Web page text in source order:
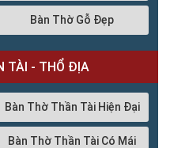
Bàn Thờ Gỗ Đẹp
TÀI - THỔ ĐỊA
Bàn Thờ Thần Tài Hiện Đại
Bàn Thờ Thần Tài Có Mái